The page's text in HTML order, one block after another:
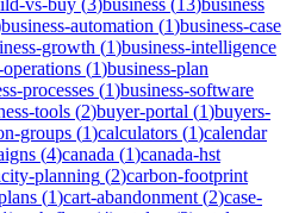
business-automation (1)business-case
growth (1)business-intelligence
(1)business-plan
processes (1)business-software
tools (2)buyer-portal (1)buyers-
groups (1)calculators (1)calendar
(4)canada (1)canada-hst
planning (2)carbon-footprint
(1)cart-abandonment (2)case-